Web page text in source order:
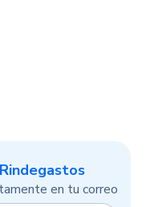
Rindegastos
en tu correo